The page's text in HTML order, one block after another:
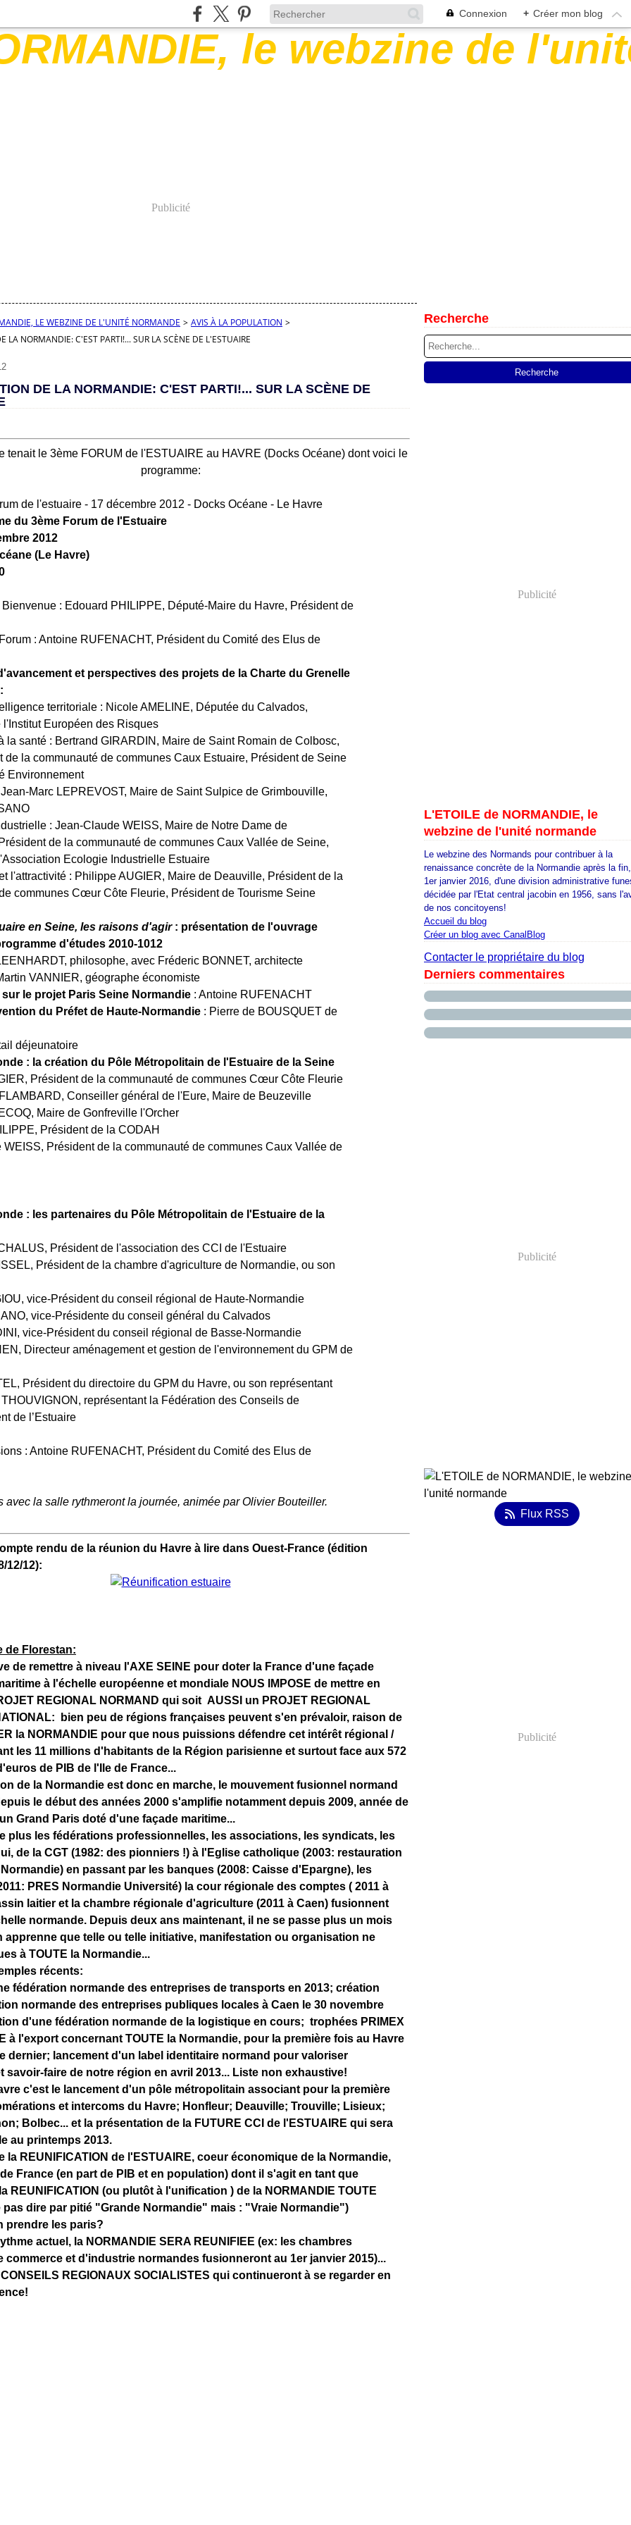
Connexion + Créer mon blog
Publicité
LE WEBZINE DE L'UNITÉ NORMANDE > AVIS À LA POPULATION >
LA NORMANDIE: C'EST PARTI!... SUR LA SCÈNE DE L'ESTUAIRE
DE LA NORMANDIE: C'EST PARTI!... SUR LA SCÈNE DE
tenait le 3ème FORUM de l'ESTUAIRE au HAVRE (Docks Océane) dont voici le
programme:
du 3ème Forum de l'Estuaire
2012
(Le Havre)
: Edouard PHILIPPE, Député-Maire du Havre, Président de
: Antoine RUFENACHT, Président du Comité des Elus de
et perspectives des projets de la Charte du Grenelle
territoriale : Nicole AMELINE, Députée du Calvados,
l'Institut Européen des Risques
la santé : Bertrand GIRARDIN, Maire de Saint Romain de Colbosc,
de la communauté de communes Caux Estuaire, Président de Seine
Environnement
Marc LEPREVOST, Maire de Saint Sulpice de Grimbouville,
: Jean-Claude WEISS, Maire de Notre Dame de
de la communauté de communes Caux Vallée de Seine,
Ecologie Industrielle Estuaire
l'attractivité : Philippe AUGIER, Maire de Deauville, Président de la
communes Cœur Côte Fleurie, Président de Tourisme Seine
en Seine, les raisons d'agir: présentation de l'ouvrage
d'études 2010-1012
philosophe, avec Fréderic BONNET, architecte
VANNIER, géographe économiste
sur le projet Paris Seine Normandie : Antoine RUFENACHT
du Préfet de Haute-Normandie : Pierre de BOUSQUET de
déjeunatoire
: la création du Pôle Métropolitain de l'Estuaire de la Seine
Président de la communauté de communes Cœur Côte Fleurie
Conseiller général de l'Eure, Maire de Beuzeville
Maire de Gonfreville l'Orcher
Président de la CODAH
WEISS, Président de la communauté de communes Caux Vallée de
: les partenaires du Pôle Métropolitain de l'Estuaire de la
Président de l'association des CCI de l'Estuaire
Président de la chambre d'agriculture de Normandie, ou son
vice-Président du conseil régional de Haute-Normandie
vice-Présidente du conseil général du Calvados
vice-Président du conseil régional de Basse-Normandie
Directeur aménagement et gestion de l'environnement du GPM de
Président du directoire du GPM du Havre, ou son représentant
représentant la Fédération des Conseils de
de l’Estuaire
: Antoine RUFENACHT, Président du Comité des Elus de
avec la salle rythmeront la journée, animée par Olivier Bouteiller.
rendu de la réunion du Havre à lire dans Ouest-France (édition
12/12):
de Florestan:
de remettre à niveau l'AXE SEINE pour doter la France d'une façade
à l'échelle européenne et mondiale NOUS IMPOSE de mettre en
REGIONAL NORMAND qui soit AUSSI un PROJET REGIONAL
bien peu de régions françaises peuvent s'en prévaloir, raison de
la NORMANDIE pour que nous puissions défendre cet intérêt régional /
les 11 millions d'habitants de la Région parisienne et surtout face aux 572
de PIB de l'Ile de France...
de la Normandie est donc en marche, le mouvement fusionnel normand
le début des années 2000 s'amplifie notamment depuis 2009, année de
Grand Paris doté d'une façade maritime...
plus les fédérations professionnelles, les associations, les syndicats, les
de la CGT (1982: des pionniers !) à l'Eglise catholique (2003: restauration
en passant par les banques (2008: Caisse d'Epargne), les
PRES Normandie Université) la cour régionale des comptes ( 2011 à
laitier et la chambre régionale d'agriculture (2011 à Caen) fusionnent
normande. Depuis deux ans maintenant, il ne se passe plus un mois
apprenne que telle ou telle initiative, manifestation ou organisation ne
à TOUTE la Normandie...
récents:
fédération normande des entreprises de transports en 2013; création
normande des entreprises publiques locales à Caen le 30 novembre
d'une fédération normande de la logistique en cours; trophées PRIMEX
à l'export concernant TOUTE la Normandie, pour la première fois au Havre
dernier; lancement d'un label identitaire normand pour valoriser
savoir-faire de notre région en avril 2013... Liste non exhaustive!
c'est le lancement d'un pôle métropolitain associant pour la première
et intercoms du Havre; Honfleur; Deauville; Trouville; Lisieux;
Bolbec... et la présentation de la FUTURE CCI de l'ESTUAIRE qui sera
au printemps 2013.
la REUNIFICATION de l'ESTUAIRE, coeur économique de la Normandie,
France (en part de PIB et en population) dont il s'agit en tant que
REUNIFICATION (ou plutôt à l'unification ) de la NORMANDIE TOUTE
pas dire par pitié "Grande Normandie" mais : "Vraie Normandie")
prendre les paris?
actuel, la NORMANDIE SERA REUNIFIEE (ex: les chambres
commerce et d'industrie normandes fusionneront au 1er janvier 2015)...
REGIONAUX SOCIALISTES qui continueront à se regarder en
Recherche
Publicité
L'ETOILE de NORMANDIE, le
webzine de l'unité normande
Le webzine des Normands pour contribuer à la
renaissance concrète de la Normandie après la
1er janvier 2016, d'une division administrative
décidée par l'Etat central jacobin en 1956, sans
de nos concitoyens!
Accueil du blog
Créer un blog avec CanalBlog
Contacter le propriétaire du blog
Derniers commentaires
Publicité
Flux RSS
Publicité